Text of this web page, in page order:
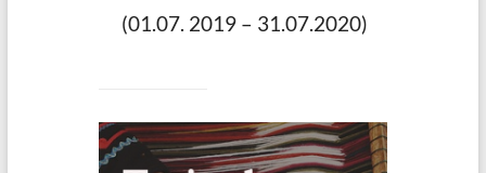
(01.07. 2019 – 31.07.2020)